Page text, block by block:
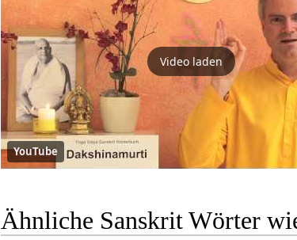
Video laden
YouTube
Ähnliche Sanskrit Wörter